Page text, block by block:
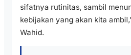
sifatnya rutinitas, sambil
kebijakan yang akan kita
Wahid.